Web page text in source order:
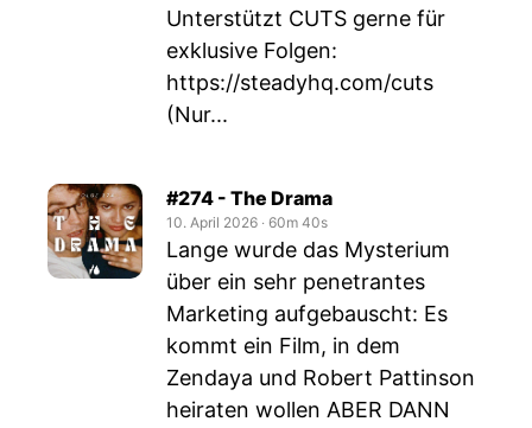
Unterstützt CUTS gerne für
exklusive Folgen:
https://steadyhq.com/cuts
(Nur...
#274 - The Drama
10. April 2026 ‧ 60m 40s
Lange wurde das Mysterium
über ein sehr penetrantes
Marketing aufgebauscht: Es
kommt ein Film, in dem
Zendaya und Robert Pattinson
heiraten wollen ABER DANN